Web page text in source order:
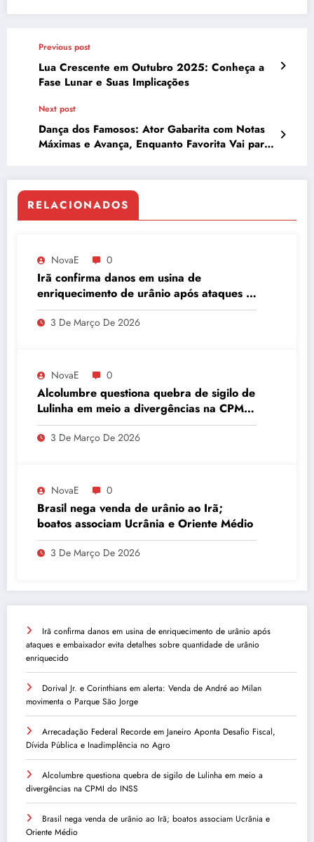
Previous post
Lua Crescente em Outubro 2025: Conheça a
Fase Lunar e Suas Implicações
Next post
Dança dos Famosos: Ator Gabarita com Notas
Máximas e Avança, Enquanto Favorita Vai para
RELACIONADOS
NovaE 0
Irã confirma danos em usina de
enriquecimento de urânio após ataques e
embaixador evita detalhes sobre
quantidade de urânio enriquecido
3 De Março De 2026
NovaE 0
Alcolumbre questiona quebra de sigilo de
Lulinha em meio a divergências na CPMI
do INSS
3 De Março De 2026
NovaE 0
Brasil nega venda de urânio ao Irã;
boatos associam Ucrânia e Oriente Médio
3 De Março De 2026
Irã confirma danos em usina de enriquecimento de urânio após
ataques e embaixador evita detalhes sobre quantidade de urânio
enriquecido
Dorival Jr. e Corinthians em alerta: Venda de André ao Milan
movimenta o Parque São Jorge
Arrecadação Federal Recorde em Janeiro Aponta Desafio Fiscal,
Dívida Pública e Inadimplência no Agro
Alcolumbre questiona quebra de sigilo de Lulinha em meio a
divergências na CPMI do INSS
Brasil nega venda de urânio ao Irã; boatos associam Ucrânia e
Oriente Médio